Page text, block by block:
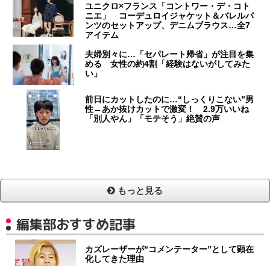
ユニクロ×フランス「コントワー・デ・コト
ニエ」 コーデュロイジャケット＆バレルパ
ンツのセットアップ、デニムブラウス…全7
アイテム
夫婦別々に…「セパレート帰省」が注目を集
める 女性の約4割「経験はないがしてみた
い」
前日にカットしたのに…“しっくりこない”男
性→あか抜けカットで激変！ 2.9万いいね
「別人やん」「モテそう」絶賛の声
もっと見る
編集部おすすめ記事
カズレーザーが“コメンテーター”として顕在
化してきた理由